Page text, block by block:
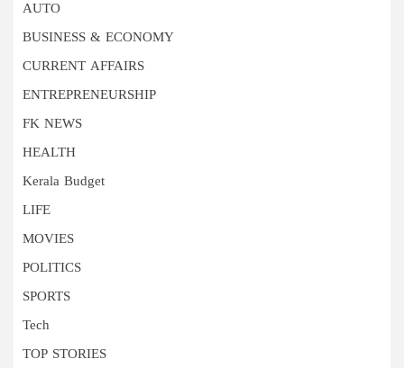
AUTO
BUSINESS & ECONOMY
CURRENT AFFAIRS
ENTREPRENEURSHIP
FK NEWS
HEALTH
Kerala Budget
LIFE
MOVIES
POLITICS
SPORTS
Tech
TOP STORIES